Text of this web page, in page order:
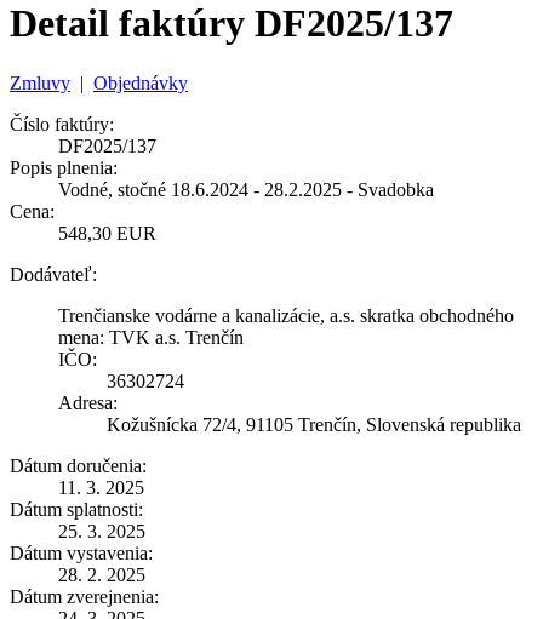
Detail faktúry DF2025/137
Zmluvy | Objednávky
Číslo faktúry:
DF2025/137
Popis plnenia:
Vodné, stočné 18.6.2024 - 28.2.2025 - Svadobka
Cena:
548,30 EUR
Dodávateľ:
Trenčianske vodárne a kanalizácie, a.s. skratka obchodného
mena: TVK a.s. Trenčín
IČO:
36302724
Adresa:
Kožušnícka 72/4, 91105 Trenčín, Slovenská republika
Dátum doručenia:
11. 3. 2025
Dátum splatnosti:
25. 3. 2025
Dátum vystavenia:
28. 2. 2025
Dátum zverejnenia: